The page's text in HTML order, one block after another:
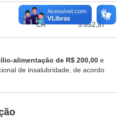
1 +
CR
R$
5.652,87
alimentação de R$ 200,00 e
de insalubridade, de acordo